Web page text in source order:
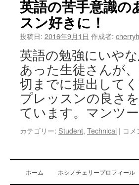
イ
ミ
ナ
ン
ク
け
「お
も
て
な
し
の
心」
を
つ
客
英語の苦手意識
スン好きに！
投稿日: 2016年9月1日 作成者:
英語の勉強にいや
あった生徒さんが
切までに提出して
プレッスンの良さ
ています。マンツ
カテゴリー: Student, Technical | 英
苦
手
コ
ホーム ホシノチェリープロフィール